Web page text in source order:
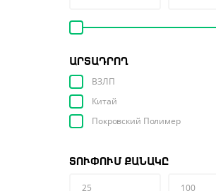
ԱՐՏԱԴՐՈՂ
ВЗЛП
Китай
Покровский Полимер
ՏՈՒՓՈՒՄ ՔԱՆԱԿԸ